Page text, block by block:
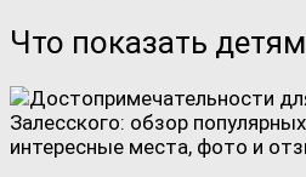
Что показать детям